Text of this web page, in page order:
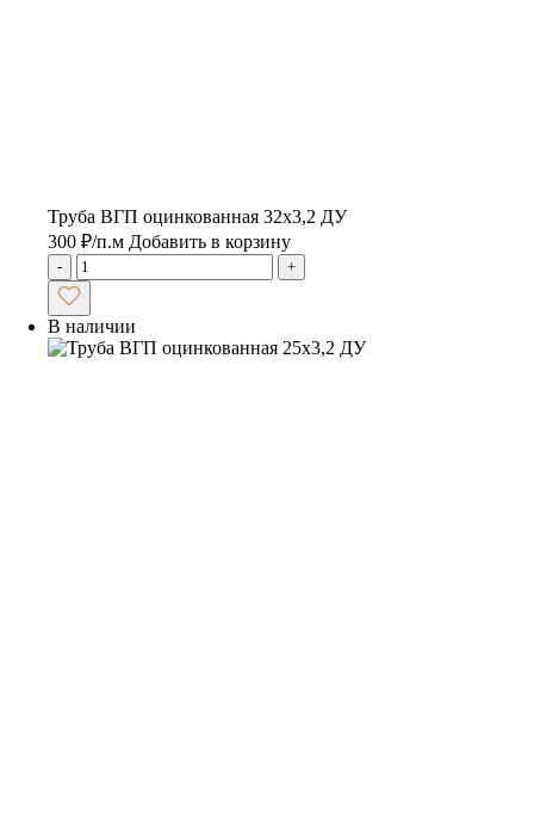
Труба ВГП оцинкованная 32х3,2 ДУ
300 ₽/п.м Добавить в корзину
- +
В наличии